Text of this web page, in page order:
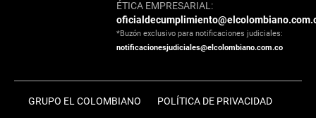
ÉTICA EMPRESARIAL:
*Buzón exclusivo para notificaciones judiciales:
notificacionesjudiciales@elcolombiano.com.co
GRUPO EL COLOMBIANO POLÍTICA DE PRIVACIDAD